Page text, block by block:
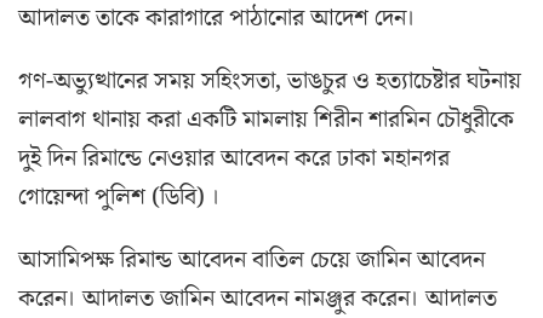
আদালত তাকে কারাগারে পাঠানোর আদেশ দেন।
গণ-অভ্যুত্থানের সময় সহিংসতা, ভাঙচুর ও হত্যাচেষ্টার ঘটনায়
লালবাগ থানায় করা একটি মামলায় শিরীন শারমিন চৌধুরীকে
দুই দিন রিমান্ডে নেওয়ার আবেদন করে ঢাকা মহানগর
গোয়েন্দা পুলিশ (ডিবি) ।
আসামিপক্ষ রিমান্ড আবেদন বাতিল চেয়ে জামিন আবেদন
করেন। আদালত জামিন আবেদন নামঞ্জুর করেন। আদালত